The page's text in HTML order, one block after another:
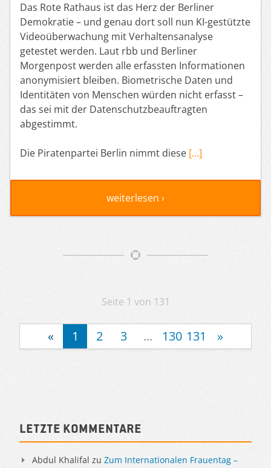
Das Rote Rathaus ist das Herz der Berliner
Demokratie – und genau dort soll nun KI-gestützte
Videoüberwachung mit Verhaltensanalyse
getestet werden. Laut rbb und Berliner
Morgenpost werden alle erfassten Informationen
anonymisiert bleiben. Biometrische Daten und
Identitäten von Menschen würden nicht erfasst –
das sei mit der Datenschutzbeauftragten
abgestimmt.
Die Piratenpartei Berlin nimmt diese […]
weiterlesen ›
Artikelnavigation
Seite 1 von 131
« 1 2 3 ... 130 131 »
Sidebar
Letzte Kommentare
Abdul Khalifal zu Zum Internationalen Frauentag –